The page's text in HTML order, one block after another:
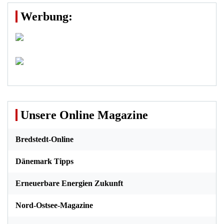
Werbung:
Unsere Online Magazine
Bredstedt-Online
Dänemark Tipps
Erneuerbare Energien Zukunft
Nord-Ostsee-Magazine